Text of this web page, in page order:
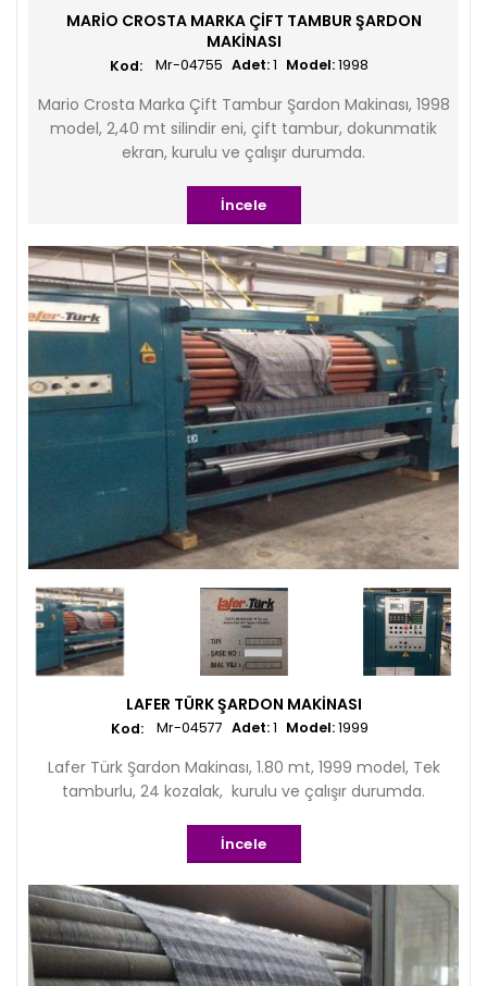
MARIO CROSTA MARKA ÇIFT TAMBUR ŞARDON
MAKINASI
Adet:1 Model:1998
Mr-04755
Mario Crosta Marka Çift Tambur Şardon Makinası, 1998
model, 2,40 mt silindir eni, çift tambur, dokunmatik
ekran, kurulu ve çalışır durumda.
İncele
LAFER TÜRK ŞARDON MAKINASI
Adet:1 Model:1999
Mr-04577
Lafer Türk Şardon Makinası, 1.80 mt, 1999 model, Tek
tamburlu, 24 kozalak, kurulu ve çalışır durumda.
İncele